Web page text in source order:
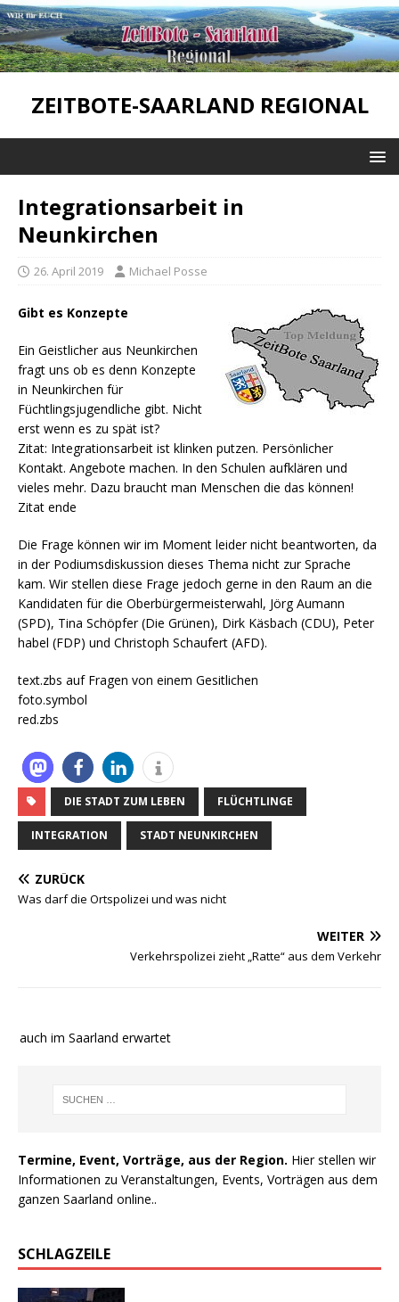
ZEITBOTE-SAARLAND REGIONAL
Integrationsarbeit in
Neunkirchen
26. April 2019 Michael Posse
Gibt es Konzepte
Ein Geistlicher aus Neunkirchen
fragt uns ob es denn Konzepte
in Neunkirchen für
Füchtlingsjugendliche gibt. Nicht
erst wenn es zu spät ist?
Zitat: Integrationsarbeit ist klinken putzen. Persönlicher
Kontakt. Angebote machen. In den Schulen aufklären und
vieles mehr. Dazu braucht man Menschen die das können!
Zitat ende
Die Frage können wir im Moment leider nicht beantworten, da
in der Podiumsdiskussion dieses Thema nicht zur Sprache
kam. Wir stellen diese Frage jedoch gerne in den Raum an die
Kandidaten für die Oberbürgermeisterwahl, Jörg Aumann
(SPD), Tina Schöpfer (Die Grünen), Dirk Käsbach (CDU), Peter
habel (FDP) und Christoph Schaufert (AFD).
text.zbs auf Fragen von einem Gesitlichen
foto.symbol
red.zbs
DIE STADT ZUM LEBEN FLÜCHTLINGE
INTEGRATION STADT NEUNKIRCHEN
ZURÜCK
Was darf die Ortspolizei und was nicht
WEITER
Verkehrspolizei zieht „Ratte“ aus dem Verkehr
auch im Saarland erwartet
Termine, Event, Vorträge, aus der Region. Hier stellen wir
Informationen zu Veranstaltungen, Events, Vorträgen aus dem
ganzen Saarland online..
SCHLAGZEILE